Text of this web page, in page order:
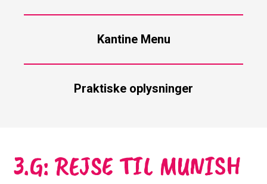
Kantine Menu
Praktiske oplysninger
3.G: REJSE TIL MUNISH